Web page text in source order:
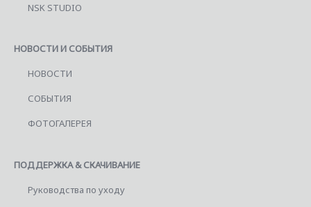
NSK STUDIO
НОВОСТИ И СОБЫТИЯ
НОВОСТИ
СОБЫТИЯ
ФОТОГАЛЕРЕЯ
ПОДДЕРЖКА & СКАЧИВАНИЕ
Руководства по уходу